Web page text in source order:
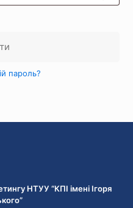
пароль?
НТУУ “КПІ імені Ігоря